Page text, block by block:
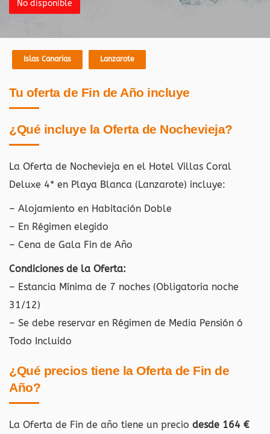
No disponible
Islas Canarias Lanzarote
Tu oferta de Fin de Año incluye
¿Qué incluye la Oferta de Nochevieja?
La Oferta de Nochevieja en el Hotel Villas Coral
Deluxe 4* en Playa Blanca (Lanzarote) incluye:
– Alojamiento en Habitación Doble
– En Régimen elegido
– Cena de Gala Fin de Año
Condiciones de la Oferta:
– Estancia Mínima de 7 noches (Obligatoria noche
31/12)
– Se debe reservar en Régimen de Media Pensión ó
Todo Incluido
¿Qué precios tiene la Oferta de Fin de
Año?
La Oferta de Fin de año tiene un precio desde 164 €